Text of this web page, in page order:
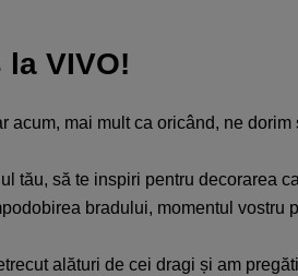
VIVO!
mai mult ca oricând, ne
tău, să te inspiri pentru decorarea
bradului, momentul vostru
alături de cei dragi și am